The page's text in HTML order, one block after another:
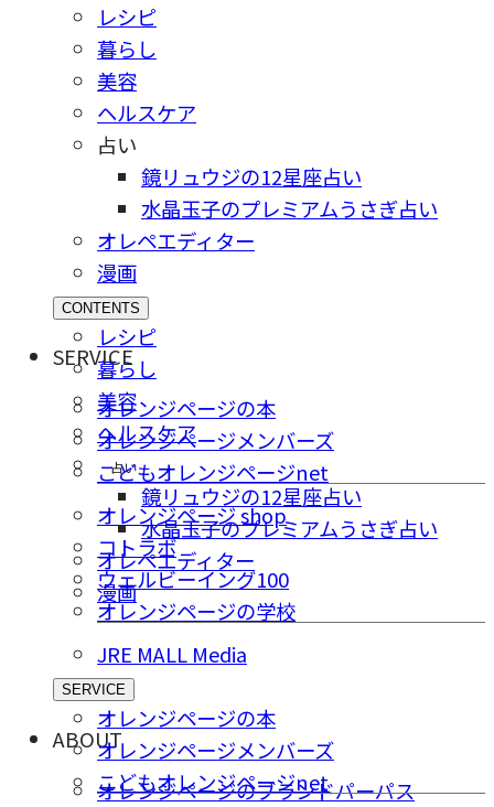
レシピ
暮らし
美容
ヘルスケア
占い
鏡リュウジの12星座占い
水晶玉子のプレミアムうさぎ占い
オレペエディター
漫画
CONTENTS
レシピ
暮らし
美容
ヘルスケア
占い
鏡リュウジの12星座占い
水晶玉子のプレミアムうさぎ占い
オレペエディター
漫画
SERVICE
オレンジページの本
オレンジページメンバーズ
こどもオレンジページnet
オレンジページ shop
コトラボ
ウェルビーイング100
オレンジページの学校
JRE MALL Media
SERVICE
オレンジページの本
オレンジページメンバーズ
こどもオレンジページnet
ABOUT
オレンジページのブランドパーパス